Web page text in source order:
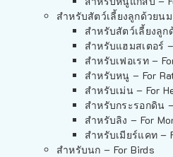
สำหรับสัตว์เลี้ยงลูกด้วยน
สำหรับสัตว์เลี้ยงลูก
สำหรับแฮมสเตอร์
สำหรับเฟอเรท –
สำหรับหนู – For
สำหรับเม่น – For
สำหรับกระรอกดิน
สำหรับลิง – For
สำหรับเมียร์แคท –
สำหรับนก – For Birds